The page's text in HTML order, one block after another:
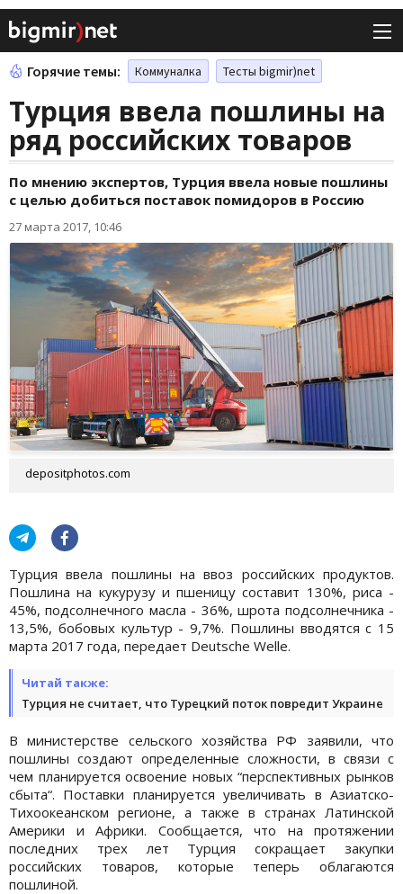
Горячие темы: Коммуналка Тесты bigmir)net
Турция ввела пошлины на
ряд российских товаров
По мнению экспертов, Турция ввела новые пошлины
с целью добиться поставок помидоров в Россию
27 марта 2017, 10:46
depositphotos.com
Турция ввела пошлины на ввоз российских продуктов.
Пошлина на кукурузу и пшеницу составит 130%, риса -
45%, подсолнечного масла - 36%, шрота подсолнечника -
13,5%, бобовых культур - 9,7%. Пошлины вводятся с 15
марта 2017 года, передает Deutsche Welle.
Читай также:
Турция не считает, что Турецкий поток повредит Украине
В министерстве сельского хозяйства РФ заявили, что
пошлины создают определенные сложности, в связи с
чем планируется освоение новых “перспективных рынков
сбыта“. Поставки планируется увеличивать в Азиатско-
Тихоокеанском регионе, а также в странах Латинской
Америки и Африки. Сообщается, что на протяжении
последних трех лет Турция сокращает закупки
российских товаров, которые теперь облагаются
пошлиной.